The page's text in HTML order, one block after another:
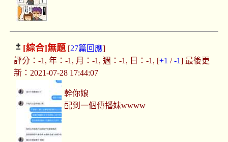
[綜合]無題[27篇回應]
評分：-1, 年：-1, 月：-1, 週：-1, 日：-1, [+1 /-1] 最後更
新：2021-07-28 17:44:07
幹你娘
配到一個傳播妹wwww